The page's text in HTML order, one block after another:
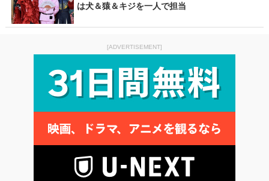
は犬＆猿＆キジを一人で担当
[ADVERTISEMENT]